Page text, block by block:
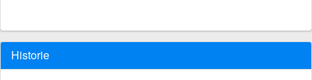
Historie